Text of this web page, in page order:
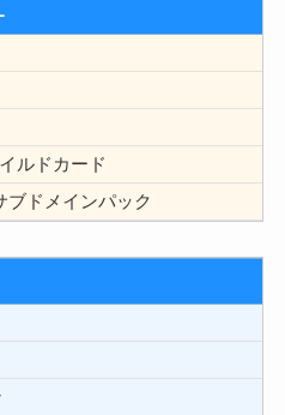
ルドカード
ブドメインパック